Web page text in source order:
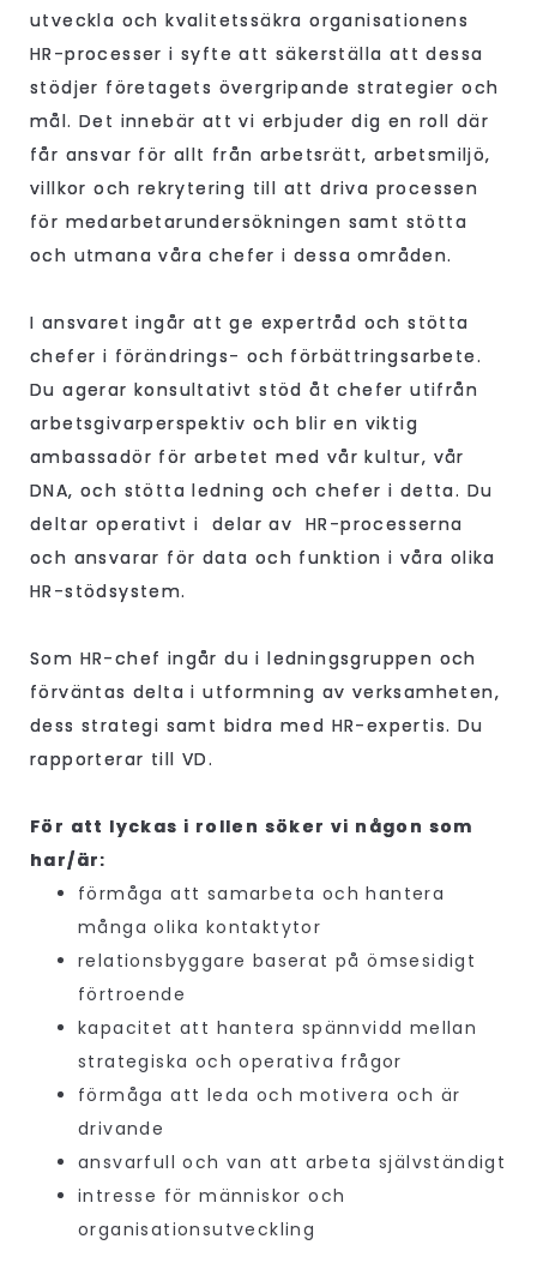
utveckla och kvalitetssäkra organisationens
HR-processer i syfte att säkerställa att dessa
stödjer företagets övergripande strategier och
mål. Det innebär att vi erbjuder dig en roll där
får ansvar för allt från arbetsrätt, arbetsmiljö,
villkor och rekrytering till att driva processen
för medarbetarundersökningen samt stötta
och utmana våra chefer i dessa områden.
I ansvaret ingår att ge expertråd och stötta
chefer i förändrings- och förbättringsarbete.
Du agerar konsultativt stöd åt chefer utifrån
arbetsgivarperspektiv och blir en viktig
ambassadör för arbetet med vår kultur, vår
DNA, och stötta ledning och chefer i detta. Du
deltar operativt i delar av HR-processerna
och ansvarar för data och funktion i våra olika
HR-stödsystem.
Som HR-chef ingår du i ledningsgruppen och
förväntas delta i utformning av verksamheten,
dess strategi samt bidra med HR-expertis. Du
rapporterar till VD.
För att lyckas i rollen söker vi någon som
har/är:
förmåga att samarbeta och hantera
många olika kontaktytor
relationsbyggare baserat på ömsesidigt
förtroende
kapacitet att hantera spännvidd mellan
strategiska och operativa frågor
förmåga att leda och motivera och är
drivande
ansvarfull och van att arbeta självständigt
intresse för människor och
organisationsutveckling